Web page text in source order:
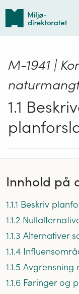
Tilbake
forsiden
M-1941 |
1.1
Innhold på
1.1.1 Beskriv
1.1.2
1.1.3 Alternativer
1.1.4
1.1.5
1.1.6 Føringer og